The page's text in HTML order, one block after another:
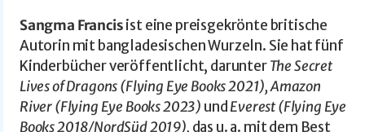
Sangma Francisist eine preisgekrönte britische
Autorin mit bangladesischen Wurzeln. Sie hat fünf
Kinderbücher veröffentlicht, darunterThe Secret
Lives of Dragons (Flying Eye Books 2021), Amazon
River (Flying Eye Books 2023) und Everest (Flying Eye
Books 2018/NordSüd 2019), das u. a. mit dem Best